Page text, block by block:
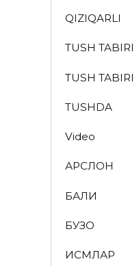
QIZIQARLI
TUSH TABIRI
TUSH TABIRI
TUSHDA
Video
АРСЛОН
БАЛИҚ
БУЗОҚ
ИСМЛАР